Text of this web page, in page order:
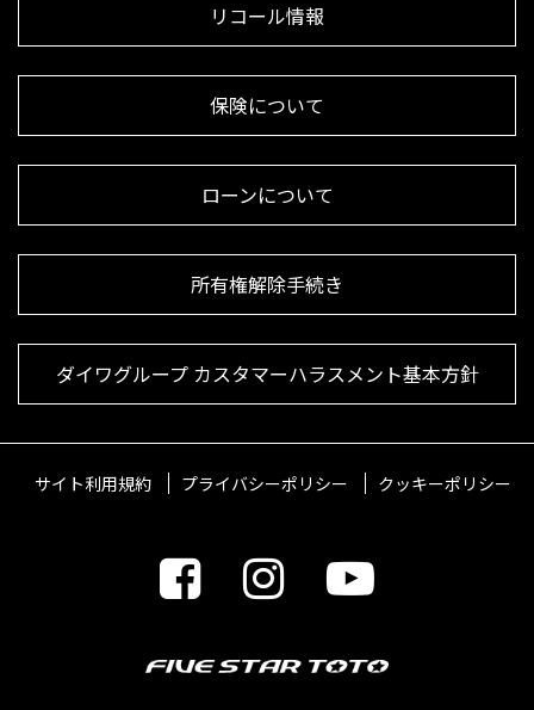
リコール情報
保険について
ローンについて
所有権解除手続き
ダイワグループ カスタマーハラスメント基本方針
サイト利用規約 プライバシーポリシー クッキーポリシー